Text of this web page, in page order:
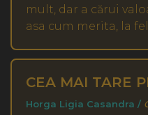
mult, dar a cărui
asa cum merita, la
CEA MAI TARE
Horga Ligia Casandra /